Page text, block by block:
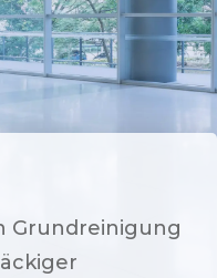
Grundreinigung